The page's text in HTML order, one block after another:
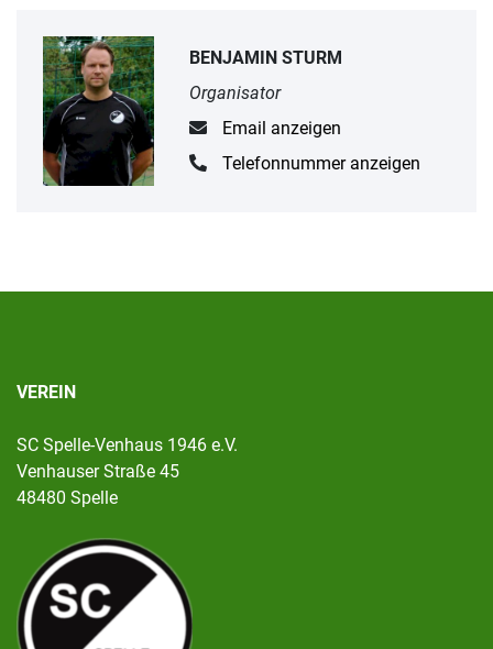
BENJAMIN STURM
Organisator
Email anzeigen
Telefonnummer anzeigen
VEREIN
SC Spelle-Venhaus 1946 e.V.
Venhauser Straße 45
48480 Spelle